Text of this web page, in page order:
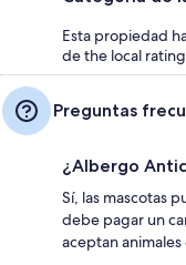
Esta propiedad
de the local
Preguntas
¿Albergo
Sí, las mascotas
debe pagar un
aceptan